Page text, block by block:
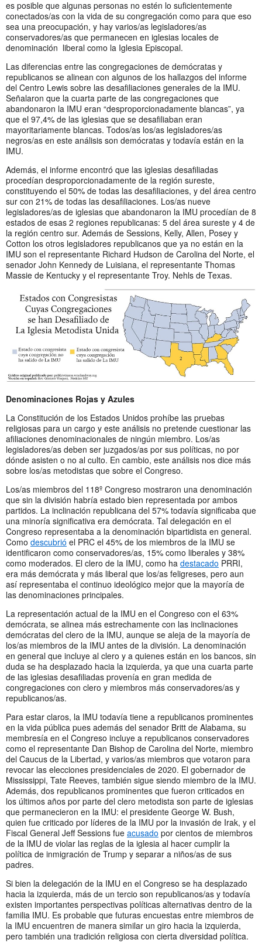
es posible que algunas personas no estén lo suficientemente
conectados/as con la vida de su congregación como para que eso
sea una preocupación, y hay varios/as legisladores/as
conservadores/as que permanecen en iglesias locales de
denominación liberal como la Iglesia Episcopal.
Las diferencias entre las congregaciones de demócratas y
republicanos se alinean con algunos de los hallazgos del informe
del Centro Lewis sobre las desafiliaciones generales de la IMU.
Señalaron que la cuarta parte de las congregaciones que
abandonaron la IMU eran “desproporcionadamente blancas”, ya
que el 97,4% de las iglesias que se desafiliaban eran
mayoritariamente blancas. Todos/as los/as legisladores/as
negros/as en este análisis son demócratas y todavía están en la
IMU.
Además, el informe encontró que las iglesias desafiliadas
procedían desproporcionadamente de la región sureste,
constituyendo el 50% de todas las desafiliaciones, y del área centro
sur con 21% de todas las desafiliaciones. Los/as nueve
legisladores/as de iglesias que abandonaron la IMU procedían de 8
estados de esas 2 regiones republicanas: 5 del área sureste y 4 de
la región centro sur. Además de Sessions, Kelly, Allen, Posey y
Cotton los otros legisladores republicanos que ya no están en la
IMU son el representante Richard Hudson de Carolina del Norte, el
senador John Kennedy de Luisiana, el representante Thomas
Massie de Kentucky y el representante Troy. Nehls de Texas.
Denominaciones Rojas y Azules
La Constitución de los Estados Unidos prohíbe las pruebas
religiosas para un cargo y este análisis no pretende cuestionar las
afiliaciones denominacionales de ningún miembro. Los/as
legisladores/as deben ser juzgados/as por sus políticas, no por
dónde asisten o no al culto. En cambio, este análisis nos dice más
sobre los/as metodistas que sobre el Congreso.
Los/as miembros del 118º Congreso mostraron una denominación
que sin la división habría estado bien representada por ambos
partidos. La inclinación republicana del 57% todavía significaba que
una minoría significativa era demócrata. Tal delegación en el
Congreso representaba a la denominación bipartidista en general.
Como descubrió el PRC el 45% de los miembros de la IMU se
identificaron como conservadores/as, 15% como liberales y 38%
como moderados. El clero de la IMU, como ha destacado PRRI,
era más demócrata y más liberal que los/as feligreses, pero aun
así representaba el continuo ideológico mejor que la mayoría de
las denominaciones principales.
La representación actual de la IMU en el Congreso con el 63%
demócrata, se alinea más estrechamente con las inclinaciones
demócratas del clero de la IMU, aunque se aleja de la mayoría de
los/as miembros de la IMU antes de la división. La denominación
en general que incluye al clero y a quienes están en los bancos, sin
duda se ha desplazado hacia la izquierda, ya que una cuarta parte
de las iglesias desafiliadas provenía en gran medida de
congregaciones con clero y miembros más conservadores/as y
republicanos/as.
Para estar claros, la IMU todavía tiene a republicanos prominentes
en la vida pública pues además del senador Britt de Alabama, su
membresía en el Congreso incluye a republicanos conservadores
como el representante Dan Bishop de Carolina del Norte, miembro
del Caucus de la Libertad, y varios/as miembros que votaron para
revocar las elecciones presidenciales de 2020. El gobernador de
Mississippi, Tate Reeves, también sigue siendo miembro de la IMU.
Además, dos republicanos prominentes que fueron criticados en
los últimos años por parte del clero metodista son parte de iglesias
que permanecieron en la IMU: el presidente George W. Bush,
quien fue criticado por líderes de la IMU por la invasión de Irak, y el
Fiscal General Jeff Sessions fue acusado por cientos de miembros
de la IMU de violar las reglas de la iglesia al hacer cumplir la
política de inmigración de Trump y separar a niños/as de sus
padres.
Si bien la delegación de la IMU en el Congreso se ha desplazado
hacia la izquierda, más de un tercio son republicanos/as y todavía
existen importantes perspectivas políticas alternativas dentro de la
familia IMU. Es probable que futuras encuestas entre miembros de
la IMU encuentren de manera similar un giro hacia la izquierda,
pero también una tradición religiosa con cierta diversidad política.